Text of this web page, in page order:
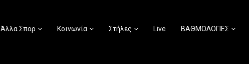
Άλλα Σπορ Κοινωνία Στήλες Live ΒΑΘΜΟΛΟΓΙΕΣ